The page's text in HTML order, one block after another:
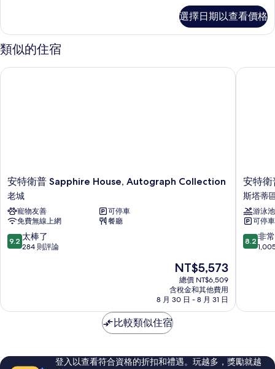
片
(Diamond)
的
詳
選擇日期以查看價格
類似的住宿
安
特
衛
普
Sapphire
House,
Autograph
安特衛普 Sapphire House, Autograph Collection
老城
寵物友善
可停車
免費無線上網
餐廳
9.2
分，
棒
評
9.2 太棒了
284 則評論
現
在
價
格
為
NT$5,573
總價 NT$6,509
含稅金和其他費用
8 月 30 日 - 8 月 31 日
安特衛普 Sapphire House, Autograph Collection
安
特
衛
普
市
中
心
店
區
安特衛
斯塔蒂
游泳池
可停車
8.2
分，
常
評
8.2 非
安特衛
比較類似住宿
登入以查看符合資格的折扣和禮遇。玩越多，獎勵就越